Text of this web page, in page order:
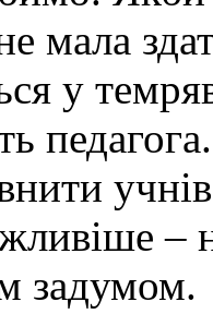
мала
у
–
задумом.